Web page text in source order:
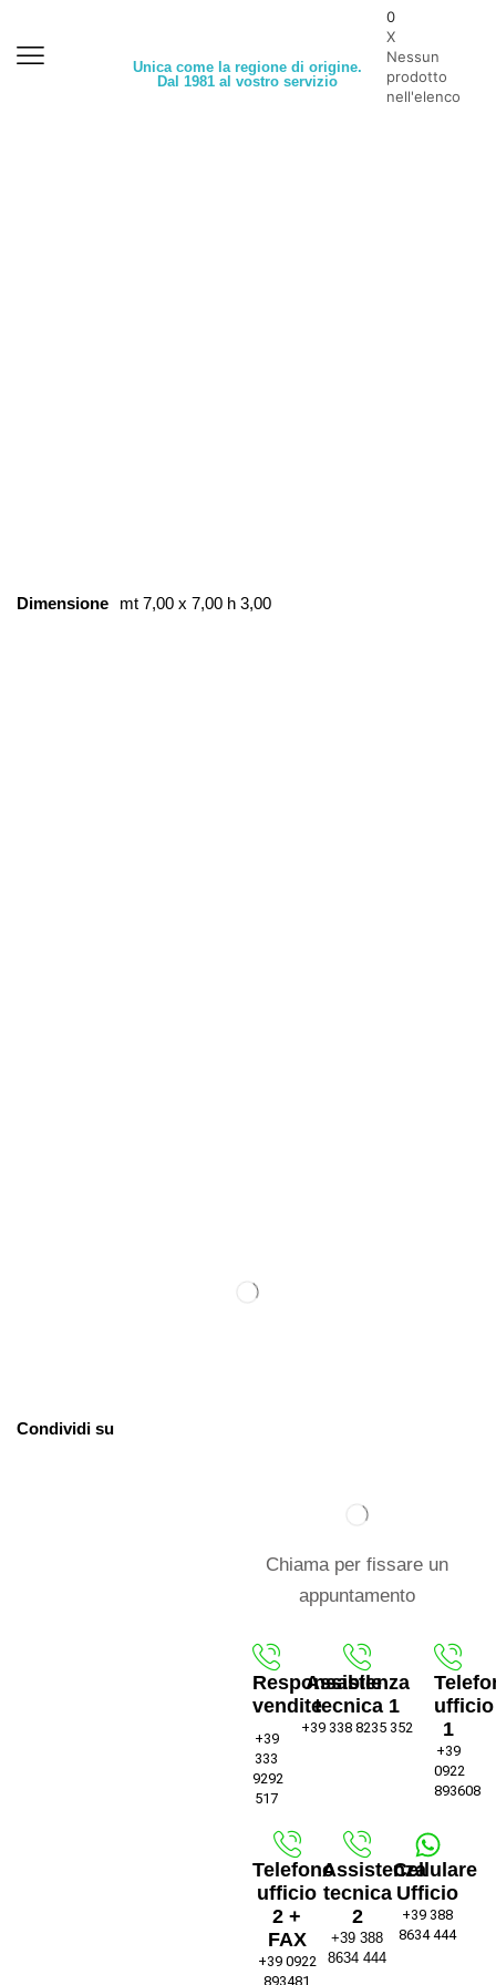
Unica come la regione di origine.
Dal 1981 al vostro servizio
0
X
Nessun
prodotto
nell'elenco
Dimensione mt 7,00 x 7,00 h 3,00
Condividi su
Chiama per fissare un
appuntamento
Responsabile
vendite
+39
333
9292
517
Assistenza
tecnica 1
+39 338 8235 352
ufficio
1
+39
0922
893608
Telefono
ufficio
2 +
FAX
+39 0922
893481
Assistenza
tecnica
2
+39 388
8634 444
Cellulare
Ufficio
+39 388
8634 444